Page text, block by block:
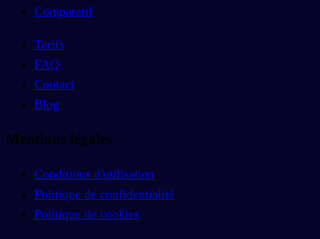
Comparatif
Tarifs
FAQ
Contact
Blog
Mentions légales
Conditions d'utilisation
Politique de confidentialité
Politique de cookies